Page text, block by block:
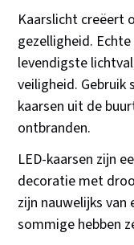
Kaarslicht creëert
gezelligheid.
levendigste
veiligheid. Gebruik
kaarsen uit de
ontbranden.
LED-kaarsen zijn
decoratie met
zijn nauwelijks
sommige hebben